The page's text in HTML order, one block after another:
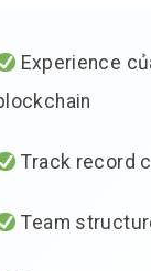
Experience
Track record
Team